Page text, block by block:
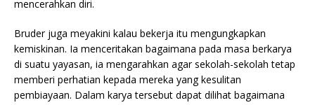
mencerahkan diri.
Bruder juga meyakini kalau bekerja itu mengungkapkan
kemiskinan. Ia menceritakan bagaimana pada masa berkarya
di suatu yayasan, ia mengarahkan agar sekolah-sekolah tetap
memberi perhatian kepada mereka yang kesulitan
pembiayaan. Dalam karya tersebut dapat dilihat bagaimana